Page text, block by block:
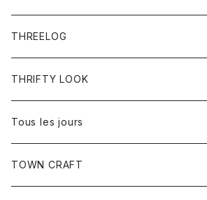
ワンピース
コート
Tシャツ
THREELOG
トップス
Tシャツ
THRIFTY LOOK
Tous les jours
トップス
TOWN CRAFT